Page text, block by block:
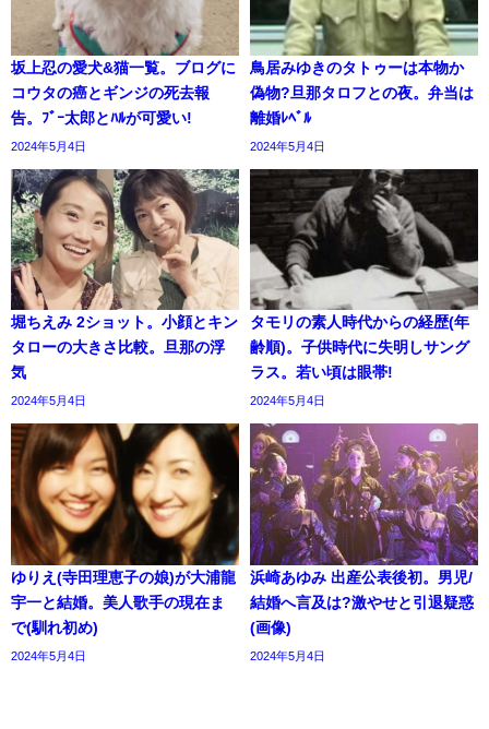
坂上忍の愛犬&猫一覧。ブログに
コウタの癌とギンジの死去報
告。ﾌﾞｰ太郎とﾊﾙが可愛い!
2024年5月4日
鳥居みゆきのタトゥーは本物か
偽物?旦那タロフとの夜。弁当は
離婚ﾚﾍﾞﾙ
2024年5月4日
堀ちえみ 2ショット。小顔とキン
タローの大きさ比較。旦那の浮
気
2024年5月4日
タモリの素人時代からの経歴(年
齢順)。子供時代に失明しサング
ラス。若い頃は眼帯!
2024年5月4日
ゆりえ(寺田理恵子の娘)が大浦龍
宇一と結婚。美人歌手の現在ま
で(馴れ初め)
2024年5月4日
浜崎あゆみ 出産公表後初。男児/
結婚へ言及は?激やせと引退疑惑
(画像)
2024年5月4日